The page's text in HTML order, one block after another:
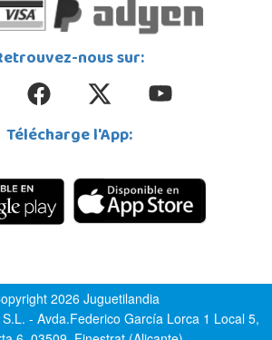
nous sur:
Télécharge l'App:
2026 Juguetilandia
S.L. - Avda.Federico García Lorca 1 Local 5,